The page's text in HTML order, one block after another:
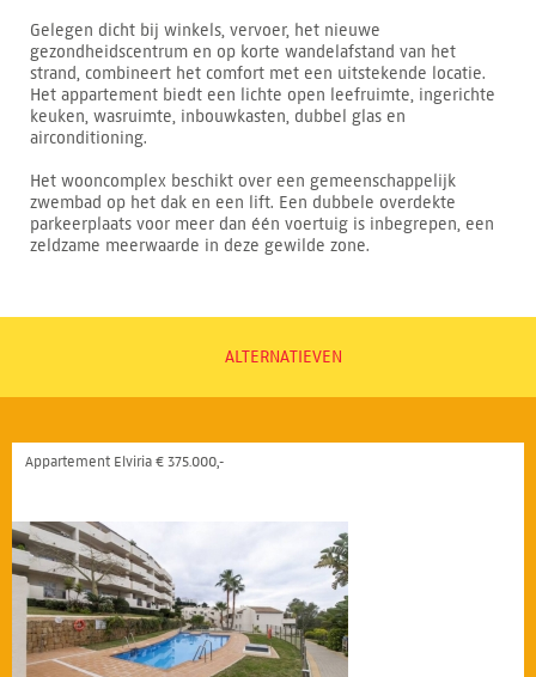
Gelegen dicht bij winkels, vervoer, het nieuwe
gezondheidscentrum en op korte wandelafstand van het
strand, combineert het comfort met een uitstekende locatie.
Het appartement biedt een lichte open leefruimte, ingerichte
keuken, wasruimte, inbouwkasten, dubbel glas en
airconditioning.
Het wooncomplex beschikt over een gemeenschappelijk
zwembad op het dak en een lift. Een dubbele overdekte
parkeerplaats voor meer dan één voertuig is inbegrepen, een
zeldzame meerwaarde in deze gewilde zone.
ALTERNATIEVEN
Appartement Elviria € 375.000,-